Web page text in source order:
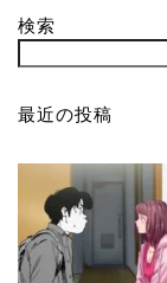
検索
最近の投稿